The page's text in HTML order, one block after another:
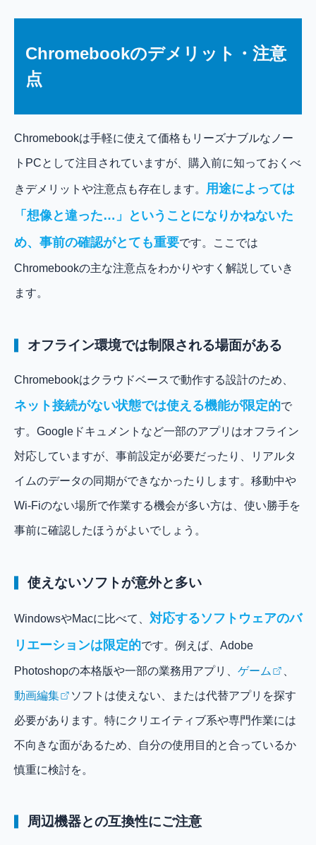
Chromebookのデメリット・注意
点
Chromebookは手軽に使えて価格もリーズナブルなノー
トPCとして注目されていますが、購入前に知っておくべ
きデメリットや注意点も存在します。 用途によっては
「想像と違った…」ということになりかねないた
め、事前の確認がとても重要です。ここでは
Chromebookの主な注意点をわかりやすく解説していき
ます。
オフライン環境では制限される場面がある
Chromebookはクラウドベースで動作する設計のため、
ネット接続がない状態では使える機能が限定的で
す。Googleドキュメントなど一部のアプリはオフライン
対応していますが、事前設定が必要だったり、リアルタ
イムのデータの同期ができなかったりします。移動中や
Wi-Fiのない場所で作業する機会が多い方は、使い勝手を
事前に確認したほうがよいでしょう。
使えないソフトが意外と多い
WindowsやMacに比べて、 対応するソフトウェアのバ
リエーションは限定的です。例えば、Adobe
Photoshopの本格版や一部の業務用アプリ、 ゲーム
動画編集 ソフトは使えない、または代替アプリを探す
必要があります。特にクリエイティブ系や専門作業には
不向きな面があるため、自分の使用目的と合っているか
慎重に検討を。
周辺機器との互換性にご注意